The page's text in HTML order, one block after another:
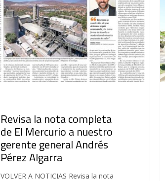
Revisa la nota completa
de El Mercurio a nuestro
gerente general Andrés
Pérez Algarra
VOLVER A NOTICIAS Revisa la nota